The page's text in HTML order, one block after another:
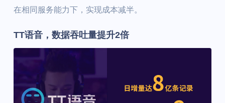
在相同服务能力下，实现成本减半。
TT语音，数据吞吐量提升2倍